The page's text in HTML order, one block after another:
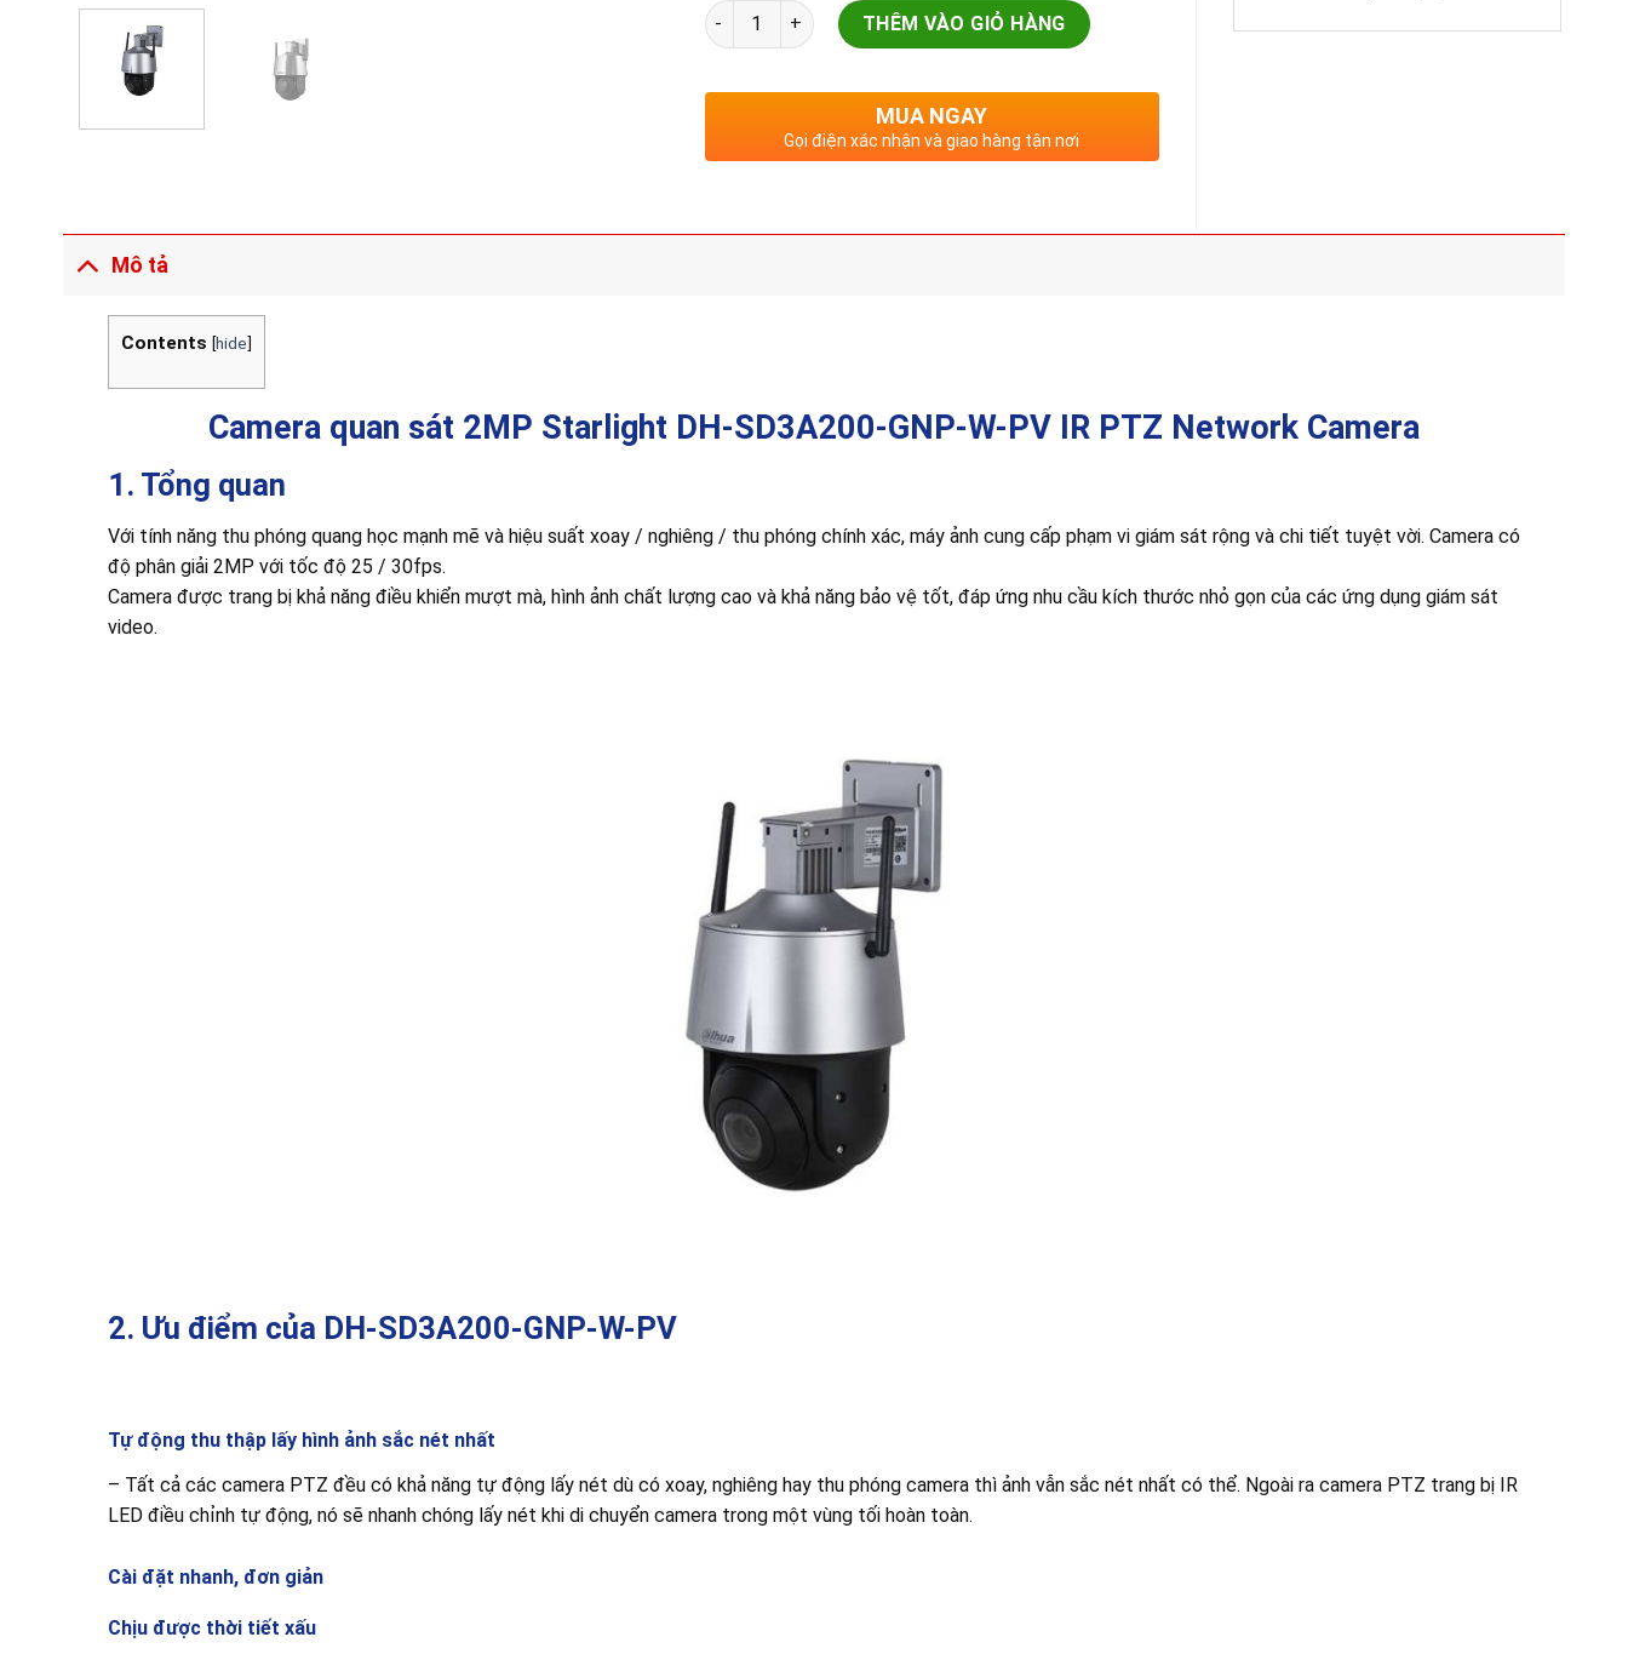
Camera quan sát 2MP Starlight | DH-SD3A200-GNP-W-PV | IR PTZ Network Camera số lượng
THÊM VÀO GIỎ HÀNG
MUA NGAY
Gọi điện xác nhận và giao hàng tận nơi
Mô tả
Contents [hide]
Camera quan sát 2MP Starlight DH-SD3A200-GNP-W-PV IR PTZ Network Camera
1. Tổng quan
Với tính năng thu phóng quang học mạnh mẽ và hiệu suất xoay / nghiêng / thu phóng chính xác, máy ảnh cung cấp phạm vi giám sát rộng và chi tiết tuyệt vời. Camera có
độ phân giải 2MP với tốc độ 25 / 30fps.
Camera được trang bị khả năng điều khiển mượt mà, hình ảnh chất lượng cao và khả năng bảo vệ tốt, đáp ứng nhu cầu kích thước nhỏ gọn của các ứng dụng giám sát
video.
2. Ưu điểm của DH-SD3A200-GNP-W-PV
Tự động thu thập lấy hình ảnh sắc nét nhất
– Tất cả các camera PTZ đều có khả năng tự động lấy nét dù có xoay, nghiêng hay thu phóng camera thì ảnh vẫn sắc nét nhất có thể. Ngoài ra camera PTZ trang bị IR
LED điều chỉnh tự động, nó sẽ nhanh chóng lấy nét khi di chuyển camera trong một vùng tối hoàn toàn.
Cài đặt nhanh, đơn giản
Chịu được thời tiết xấu